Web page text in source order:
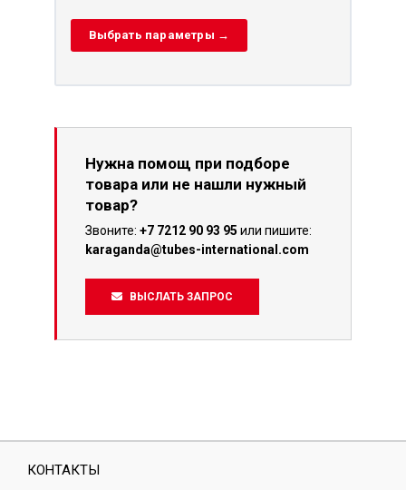
Выбрать параметры →
Нужна помощ при подборе
товара или не нашли нужный
товар?
Звоните: +7 7212 90 93 95 или пишите:
karaganda@tubes-international.com
ВЫСЛАТЬ ЗАПРОС
КОНТАКТЫ